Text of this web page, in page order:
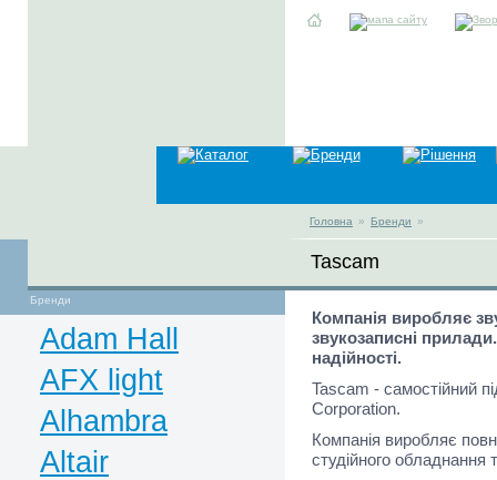
Головна » Бренди »
Tascam
Бренди
Adam Hall
AFX light
Alhambra
Altair
Компанія виробляє
звукозаписні
надійності.
Tascam - самостійний
Corporation.
Компанія виробляє
студійного обладнання